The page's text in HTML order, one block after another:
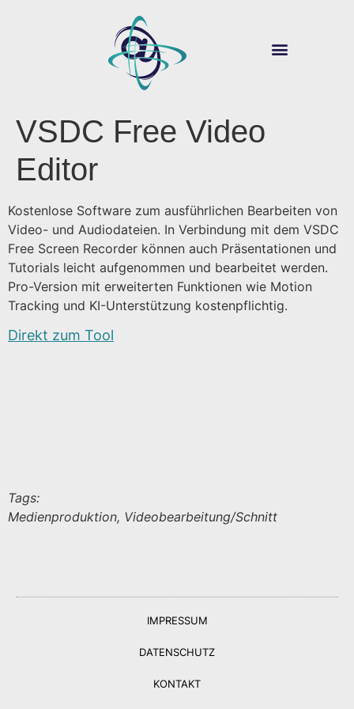
VSDC Free Video
Editor
Kostenlose Software zum ausführlichen Bearbeiten von
Video- und Audiodateien. In Verbindung mit dem VSDC
Free Screen Recorder können auch Präsentationen und
Tutorials leicht aufgenommen und bearbeitet werden.
Pro-Version mit erweiterten Funktionen wie Motion
Tracking und KI-Unterstützung kostenpflichtig.
Direkt zum Tool
Tags:
Medienproduktion, Videobearbeitung/Schnitt
IMPRESSUM
DATENSCHUTZ
KONTAKT